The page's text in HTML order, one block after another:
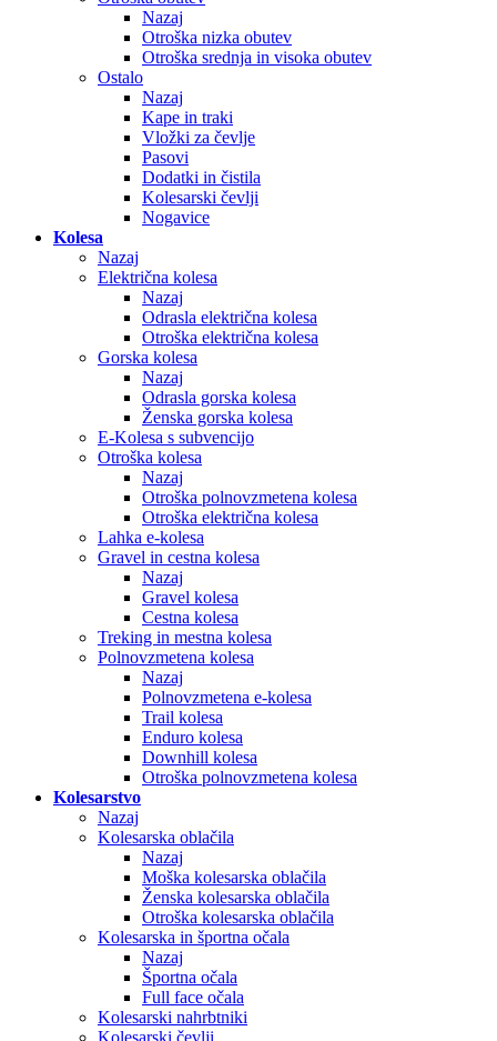
Nazaj
Otroška nizka obutev
Otroška srednja in visoka obutev
Ostalo
Nazaj
Kape in traki
Vložki za čevlje
Pasovi
Dodatki in čistila
Kolesarski čevlji
Nogavice
Kolesa
Nazaj
Električna kolesa
Nazaj
Odrasla električna kolesa
Otroška električna kolesa
Gorska kolesa
Nazaj
Odrasla gorska kolesa
Ženska gorska kolesa
E-Kolesa s subvencijo
Otroška kolesa
Nazaj
Otroška polnovzmetena kolesa
Otroška električna kolesa
Lahka e-kolesa
Gravel in cestna kolesa
Nazaj
Gravel kolesa
Cestna kolesa
Treking in mestna kolesa
Polnovzmetena kolesa
Nazaj
Polnovzmetena e-kolesa
Trail kolesa
Enduro kolesa
Downhill kolesa
Otroška polnovzmetena kolesa
Kolesarstvo
Nazaj
Kolesarska oblačila
Nazaj
Moška kolesarska oblačila
Ženska kolesarska oblačila
Otroška kolesarska oblačila
Kolesarska in športna očala
Nazaj
Športna očala
Full face očala
Kolesarski nahrbtniki
Kolesarski čevlji